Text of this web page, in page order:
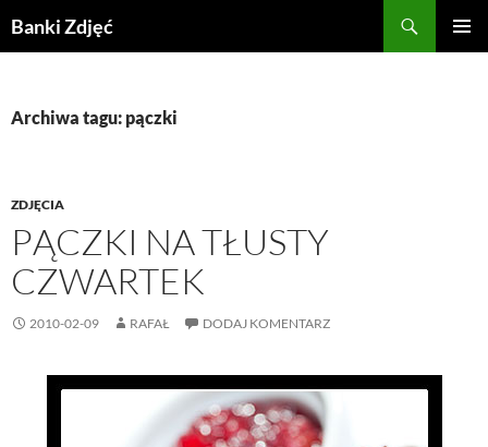
doBanki Zdjęć
Archiwa tagu: pączki
ZDJĘCIA
PĄCZKI NA TŁUSTY
CZWARTEK
2010-02-09 RAFAŁ DODAJ KOMENTARZ